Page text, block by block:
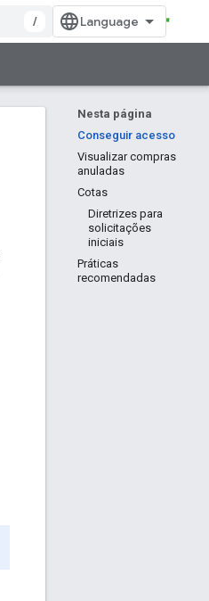
/
Nesta página
Conseguir acesso
Visualizar compras
anuladas
Cotas
Diretrizes para
solicitações
iniciais
Práticas
recomendadas